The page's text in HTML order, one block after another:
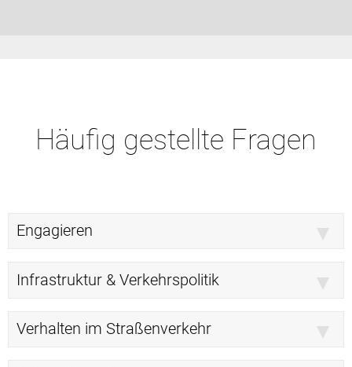
Häufig gestellte Fragen
Engagieren
Infrastruktur & Verkehrspolitik
Verhalten im Straßenverkehr